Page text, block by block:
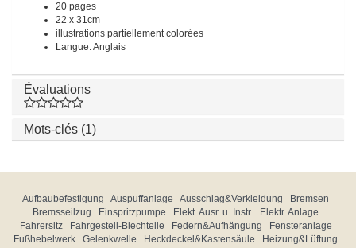
20 pages
22 x 31cm
illustrations partiellement colorées
Langue: Anglais
Évaluations
Mots-clés (1)
Aufbaubefestigung Auspuffanlage Ausschlag&Verkleidung
Bremsen
Bremsseilzug
Einspritzpumpe Elekt. Ausr. u. Instr.
Elektr. Anlage
Fahrersitz
Fahrgestell-Blechteile Federn&Aufhängung
Fensteranlage
Fußhebelwerk
Gelenkwelle Heckdeckel&Kastensäule
Heizung&Lüftung